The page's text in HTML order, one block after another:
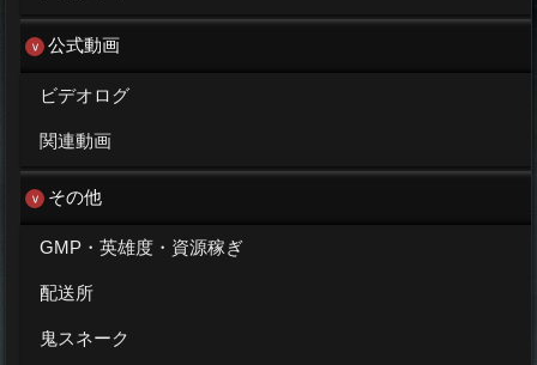
公式動画
ビデオログ
関連動画
その他
GMP・英雄度・資源稼ぎ
配送所
鬼スネーク